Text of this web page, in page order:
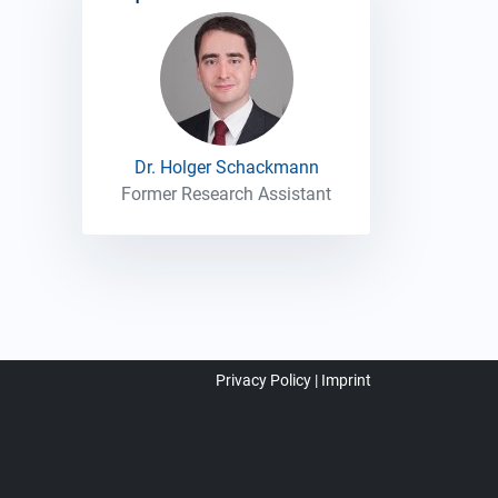
Dr. Holger Schackmann
Former Research Assistant
Privacy Policy Imprint